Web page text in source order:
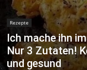
Rezepte
Ich mache ihn
Nur 3 Zutaten!
und gesund